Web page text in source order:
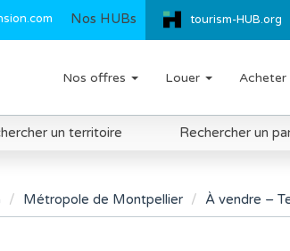
tourism-HUB.org
Nos HUBs
Nos offres Louer Acheter
un territoire Rechercher un
Métropole de Montpellier À vendre –